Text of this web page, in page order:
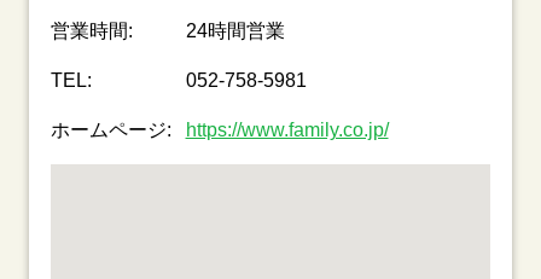
営業時間: 24時間営業
TEL: 052-758-5981
ホームページ: https://www.family.co.jp/